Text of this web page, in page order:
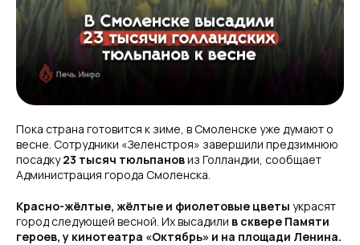
Пока страна готовится к зиме, в Смоленске уже думают о
весне. Сотрудники «Зеленстроя» завершили предзимнюю
посадку23 тысяч тюльпановиз Голландии, сообщает
Администрация города Смоленска.
Красно-жёлтые, жёлтые и фиолетовые цветы украсят
город следующей весной. Их высадили в сквере Памяти
героев, у кинотеатра «Октябрь» и на площади Ленина.